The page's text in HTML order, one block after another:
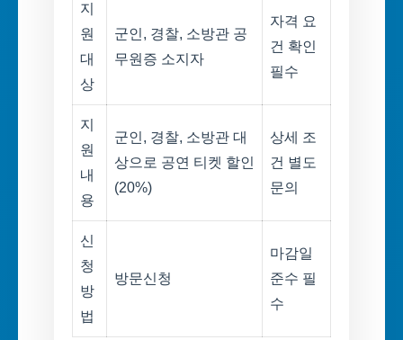
지
원
대
상
군인, 경찰, 소방관 공
무원증 소지자
자격 요
건 확인
필수
지
원
내
용
군인, 경찰, 소방관 대
상으로 공연 티켓 할인
(20%)
상세 조
건 별도
문의
신
청
방
법
방문신청
마감일
준수 필
수